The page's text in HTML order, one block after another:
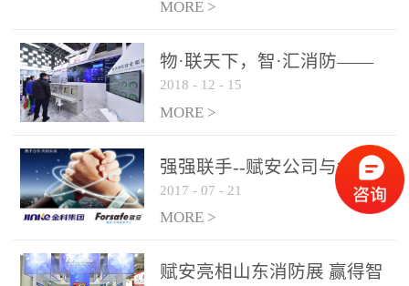
力和闲难，同时也将造成
巨大的经济损失和社会影
响，基至还会造成人员伤
亡。图像型火灾探测器正
是针对这种高大空间建筑
物的消防设施、设备通过
现场图像的实时获取、预
处理和特征提取分析，实
现火焰的跟踪和识别。能
更早的进行预警，达到早
布局光伏新能源产业
MORE >
物·联天下，智·汇消防——
赋安F&S 2018上海消防展圆
满落幕
2018 - 12 - 15
MORE >
强强联手--赋安公司与金科
集团达成战略合作协议
2017 - 07 - 21
MORE >
赋安亮相山东消防展 赢得智